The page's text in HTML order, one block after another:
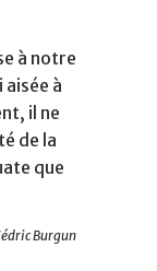
à notre
à
il ne
de la
que
Burgun